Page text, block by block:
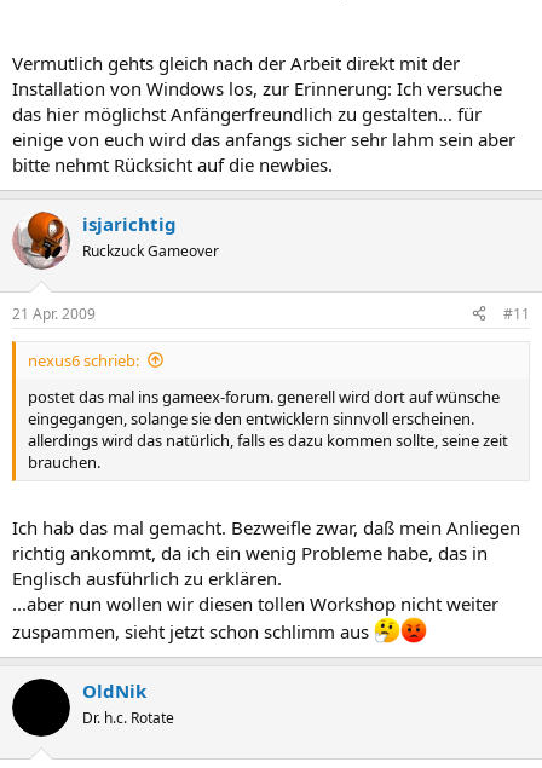
Vermutlich gehts gleich nach der Arbeit direkt mit der
Installation von Windows los, zur Erinnerung: Ich versuche
das hier möglichst Anfängerfreundlich zu gestalten... für
einige von euch wird das anfangs sicher sehr lahm sein aber
bitte nehmt Rücksicht auf die newbies.
isjarichtig
Ruckzuck Gameover
21 Apr. 2009 #11
nexus6 schrieb:
postet das mal ins gameex-forum. generell wird dort auf wünsche
eingegangen, solange sie den entwicklern sinnvoll erscheinen.
allerdings wird das natürlich, falls es dazu kommen sollte, seine zeit
brauchen.
Ich hab das mal gemacht. Bezweifle zwar, daß mein Anliegen
richtig ankommt, da ich ein wenig Probleme habe, das in
Englisch ausführlich zu erklären.
...aber nun wollen wir diesen tollen Workshop nicht weiter
zuspammen, sieht jetzt schon schlimm aus
OldNik
Dr. h.c. Rotate